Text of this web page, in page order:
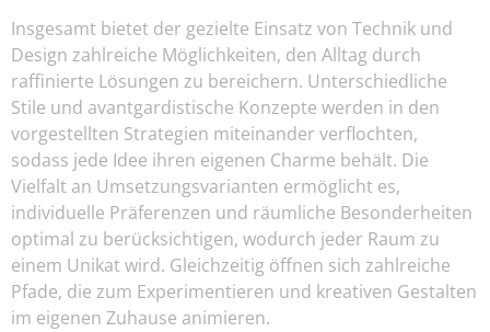
Insgesamt bietet der gezielte Einsatz von Technik und
Design zahlreiche Möglichkeiten, den Alltag durch
raffinierte Lösungen zu bereichern. Unterschiedliche
Stile und avantgardistische Konzepte werden in den
vorgestellten Strategien miteinander verflochten,
sodass jede Idee ihren eigenen Charme behält. Die
Vielfalt an Umsetzungsvarianten ermöglicht es,
individuelle Präferenzen und räumliche Besonderheiten
optimal zu berücksichtigen, wodurch jeder Raum zu
einem Unikat wird. Gleichzeitig öffnen sich zahlreiche
Pfade, die zum Experimentieren und kreativen Gestalten
im eigenen Zuhause animieren.